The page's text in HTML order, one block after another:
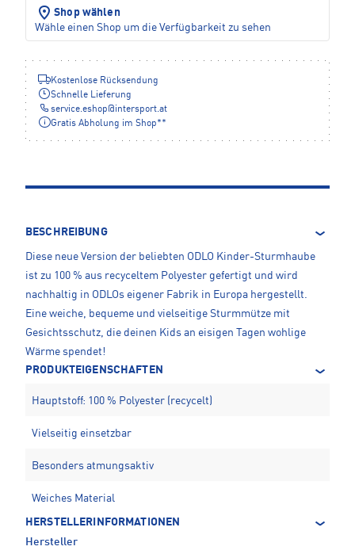
Shop wählen
Wähle einen Shop um die Verfügbarkeit zu sehen
Kostenlose Rücksendung
Schnelle Lieferung
service.eshop@intersport.at
Gratis Abholung im Shop**
BESCHREIBUNG
Diese neue Version der beliebten ODLO Kinder-Sturmhaube
ist zu 100 % aus recyceltem Polyester gefertigt und wird
nachhaltig in ODLOs eigener Fabrik in Europa hergestellt.
Eine weiche, bequeme und vielseitige Sturmmütze mit
Gesichtsschutz, die deinen Kids an eisigen Tagen wohlige
Wärme spendet!
PRODUKTEIGENSCHAFTEN
Hauptstoff: 100 % Polyester (recycelt)
Vielseitig einsetzbar
Besonders atmungsaktiv
Weiches Material
HERSTELLERINFORMATIONEN
Hersteller